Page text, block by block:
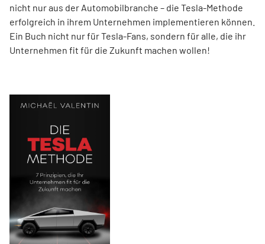
nicht nur aus der Automobilbranche – die Tesla-Methode
erfolgreich in ihrem Unternehmen implementieren können.
Ein Buch nicht nur für Tesla-Fans, sondern für alle, die ihr
Unternehmen fit für die Zukunft machen wollen!